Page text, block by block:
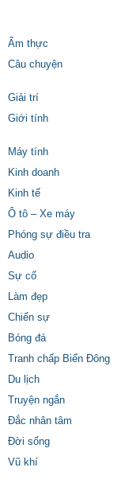
Ẩm thực
Câu chuyện
Giải trí
Giới tính
Máy tính
Kinh doanh
Kinh tế
Ô tô – Xe máy
Phóng sự điều tra
Audio
Sự cố
Làm đẹp
Chiến sự
Bóng đá
Tranh chấp Biển Đông
Du lịch
Truyện ngắn
Đắc nhân tâm
Đời sống
Vũ khí